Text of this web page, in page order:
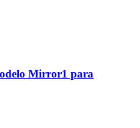
Mirror1 para